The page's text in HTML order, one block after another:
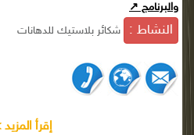
والبرنامج ↗
النشاط : شكائر بلاستيك للدهانات
إقرأ